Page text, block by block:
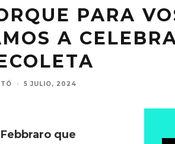
PARA
A
· 5 JULIO, 2024
que